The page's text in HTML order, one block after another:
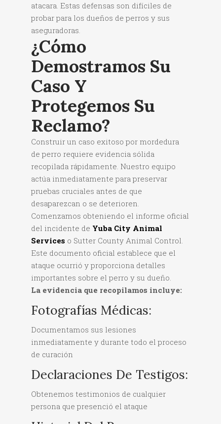
atacara. Estas defensas son difíciles de
probar para los dueños de perros y sus
aseguradoras.
¿Cómo
Demostramos Su
Caso Y
Protegemos Su
Reclamo?
Construir un caso exitoso por mordedura
de perro requiere evidencia sólida
recopilada rápidamente. Nuestro equipo
actúa inmediatamente para preservar
pruebas cruciales antes de que
desaparezcan o se deterioren.
Comenzamos obteniendo el informe oficial
del incidente de Yuba City Animal
Services o Sutter County Animal Control.
Este documento oficial establece que el
ataque ocurrió y proporciona detalles
importantes sobre el perro y su dueño.
La evidencia que recopilamos incluye:
Fotografías Médicas:
Documentamos sus lesiones
inmediatamente y durante todo el proceso
de curación
Declaraciones De Testigos:
Obtenemos testimonios de cualquier
persona que presenció el ataque